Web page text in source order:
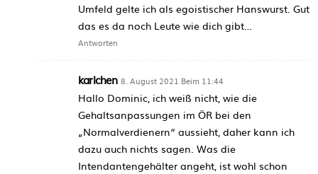
Umfeld gelte ich als egoistischer Hanswurst. Gut
das es da noch Leute wie dich gibt…
Antworten
karlchen 8. August 2021 Beim 11:44
Hallo Dominic, ich weiß nicht, wie die
Gehaltsanpassungen im ÖR bei den
„Normalverdienern“ aussieht, daher kann ich
dazu auch nichts sagen. Was die
Intendantengehälter angeht, ist wohl schon